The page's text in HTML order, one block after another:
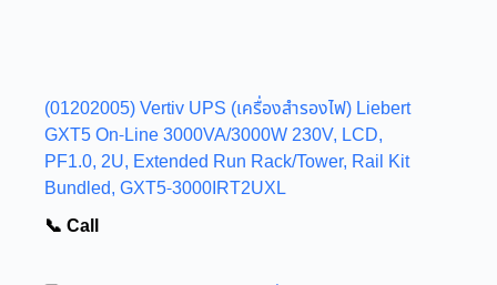
(01202005) Vertiv UPS (เครื่องสำรองไฟ) Liebert
GXT5 On-Line 3000VA/3000W 230V, LCD,
PF1.0, 2U, Extended Run Rack/Tower, Rail Kit
Bundled, GXT5-3000IRT2UXL
📞 Call